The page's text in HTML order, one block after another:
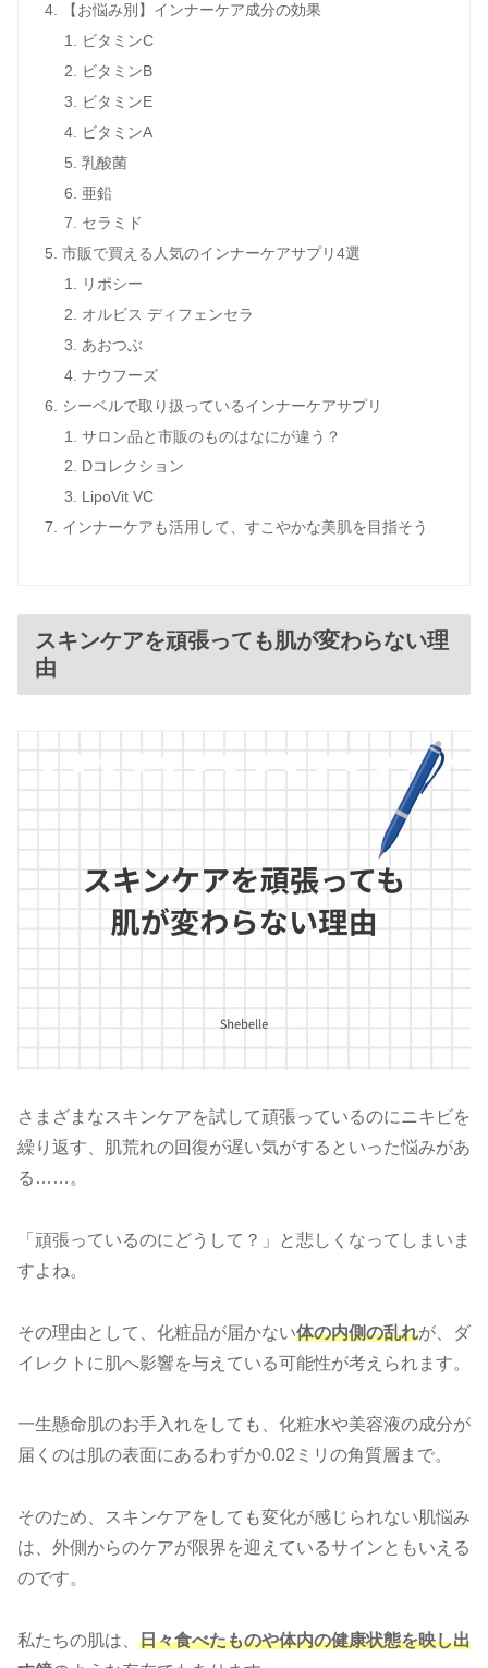
【お悩み別】インナーケア成分の効果
ビタミンC
ビタミンB
ビタミンE
ビタミンA
乳酸菌
亜鉛
セラミド
市販で買える人気のインナーケアサプリ4選
リポシー
オルビス ディフェンセラ
あおつぶ
ナウフーズ
シーベルで取り扱っているインナーケアサプリ
サロン品と市販のものはなにが違う？
Dコレクション
LipoVit VC
インナーケアも活用して、すこやかな美肌を目指そう
スキンケアを頑張っても肌が変わらない理
由
さまざまなスキンケアを試して頑張っているのにニキビを
繰り返す、肌荒れの回復が遅い気がするといった悩みがあ
る……。
「頑張っているのにどうして？」と悲しくなってしまいま
すよね。
その理由として、化粧品が届かない体の内側の乱れが、ダ
イレクトに肌へ影響を与えている可能性が考えられます。
一生懸命肌のお手入れをしても、化粧水や美容液の成分が
届くのは肌の表面にあるわずか0.02ミリの角質層まで。
そのため、スキンケアをしても変化が感じられない肌悩み
は、外側からのケアが限界を迎えているサインともいえる
のです。
私たちの肌は、 日々食べたものや体内の健康状態を映し出